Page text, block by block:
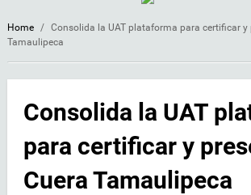
Home / Consolida la UAT plataforma para certificar y
Tamaulipeca
Consolida la UAT
para certificar y
Cuera Tamaulipeca